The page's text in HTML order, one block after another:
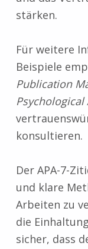
stärken.
Für weitere
Beispiele
Publication
konsultieren.
Der APA-7-
und klare
Arbeiten zu
die
sicher, dass